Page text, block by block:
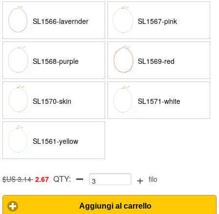
SL1566-lavernder SL1567-pink
SL1568-purple SL1569-red
SL1570-skin SL1571-white
SL1561-yellow
$US 3.14 2.67 QTY: + filo
Aggiungi al carrello